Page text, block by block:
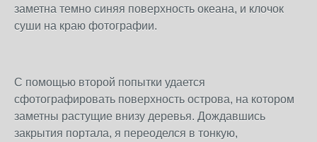
заметна темно синяя поверхность океана, и клочок
суши на краю фотографии.
С помощью второй попытки удается
сфотографировать поверхность острова, на котором
заметны растущие внизу деревья. Дождавшись
закрытия портала, я переоделся в тонкую,